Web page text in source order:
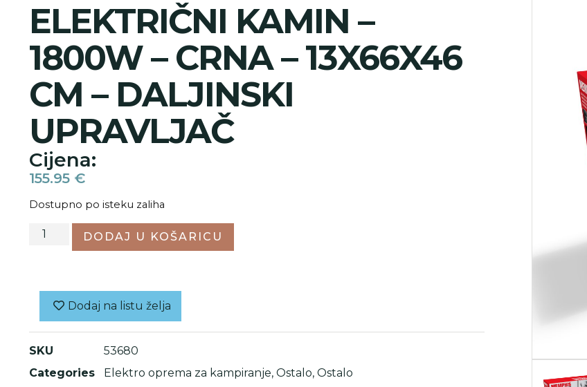
ELEKTRIČNI KAMIN –
1800W – CRNA – 13X66X46
CM – DALJINSKI
UPRAVLJAČ
Cijena:
155.95 €
Dostupno po isteku zaliha
DODAJ U KOŠARICU
Dodaj na listu želja
SKU
53680
Categories
Elektro oprema za kampiranje, Ostalo, Ostalo